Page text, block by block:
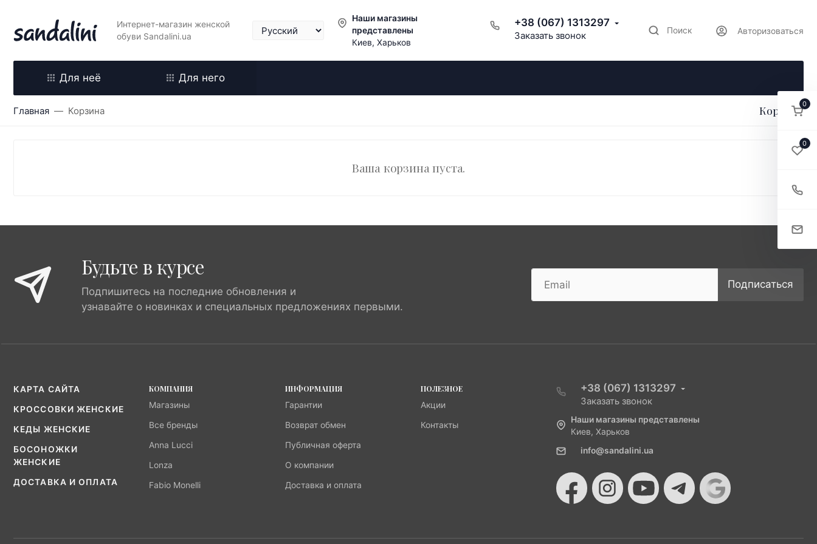
Интернет-магазин женской
обуви Sandalini.ua
Наши магазины
представлены
Киев, Харьков
+38 (067) 1313297
Заказать звонок Поиск Авторизоваться
Для неё Для него
Главная Корзина Корзина
Ваша корзина пуста.
Будьте в курсе
Подпишитесь на последние обновления и
узнавайте о новинках и специальных предложениях первыми.
Подписаться
КАРТА САЙТА
КРОССОВКИ ЖЕНСКИЕ
КЕДЫ ЖЕНСКИЕ
БОСОНОЖКИ
ЖЕНСКИЕ
ДОСТАВКА И ОПЛАТА
КОМПАНИЯ
Магазины
Все бренды
Anna Lucci
Lonza
Fabio Monelli
ИНФОРМАЦИЯ
Гарантии
Возврат обмен
Публичная оферта
О компании
Доставка и оплата
ПОЛЕЗНОЕ
Акции
Контакты
+38 (067) 1313297
Заказать звонок
Наши магазины представлены
Киев, Харьков
info@sandalini.ua
0
0